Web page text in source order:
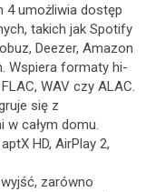
4 umożliwia dostęp
takich jak Spotify
Deezer, Amazon
Wspiera formaty hi-
WAV czy ALAC.
się z
w całym domu.
HD, AirPlay 2,
zarówno